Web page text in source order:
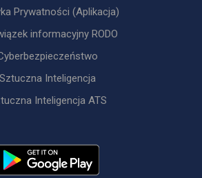
Prywatności (Aplikacja)
informacyjny RODO
Sztuczna Inteligencja
Inteligencja ATS